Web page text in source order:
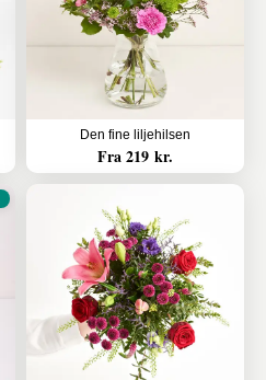
Den fine liljehilsen
Fra 219 kr.